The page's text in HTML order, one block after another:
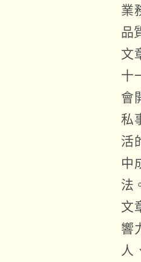
業
品
文
十
會
私
活
中
法
文
響
人